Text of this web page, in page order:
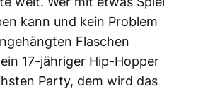
kann und kein Problem
Flaschen
17-jähriger Hip-Hopper
Party, dem wird das